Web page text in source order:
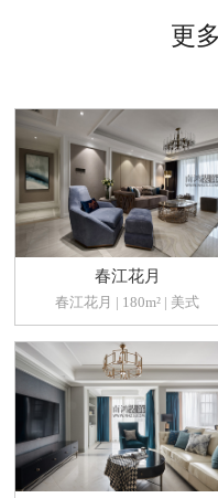
更
春江花月
春江花月 | 180m² | 美式